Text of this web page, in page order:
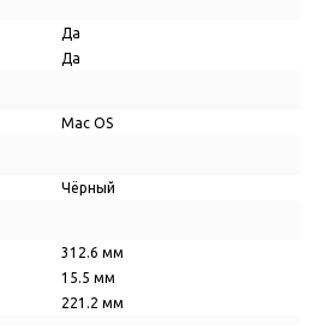
Да
Да
Mac OS
Чёрный
312.6 мм
15.5 мм
221.2 мм